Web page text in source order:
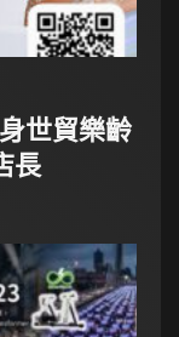
世貿樂齡
長